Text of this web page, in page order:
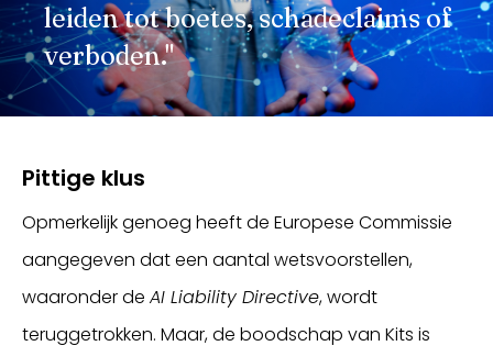
leiden tot boetes, schadeclaims of
verboden."
Pittige klus
Opmerkelijk genoeg heeft de Europese Commissie
aangegeven dat een aantal wetsvoorstellen,
waaronder de AI Liability Directive, wordt
teruggetrokken. Maar, de boodschap van Kits is